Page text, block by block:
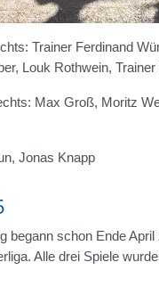
Trainer Ferdinand
Louk Rothwein, Trainer
Max Groß, Moritz
Jonas Knapp
begann schon Ende
Alle drei Spiele